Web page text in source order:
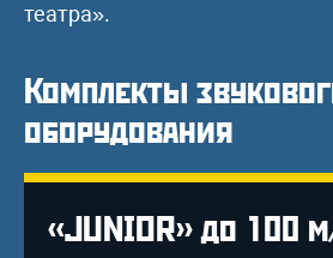
театра».
Комплекты
оборудования
«JUNIOR» до 100